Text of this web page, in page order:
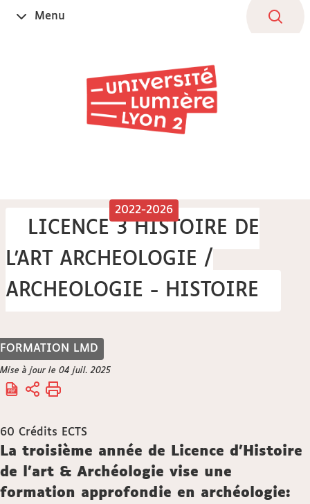
OuvrirMenu
FORMATION LMD
2022-2026
LICENCE 3 HISTOIRE DE
L'ART ARCHEOLOGIE /
ARCHEOLOGIE - HISTOIRE
Vous
êtes
Accueil
Mise à jour le 04 juil. 2025
60 Crédits ECTS
Description
La troisième année de Licence d'Histoire
de l'art & Archéologie vise une
formation approfondie en archéologie: